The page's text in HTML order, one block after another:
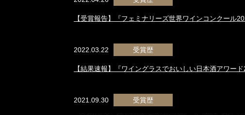
【受賞報告】『フェミナリーズ世界ワインコンクール
2022.03.22 受賞歴
【結果速報】『ワイングラスでおいしい日本酒アワー
2021.09.30 受賞歴